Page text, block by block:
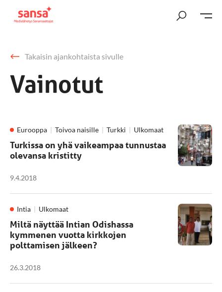
Takaisin ajankohtaista sivulle
Vainotut
Eurooppa Toivoa naisille Turkki Ulkomaat
Turkissa on yhä vaikeampaa tunnustaa
olevansa kristitty
9.4.2018
Intia Ulkomaat
Miltä näyttää Intian Odishassa
kymmenen vuotta kirkkojen
polttamisen jälkeen?
26.3.2018